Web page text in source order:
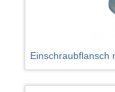
Einschraubflansch